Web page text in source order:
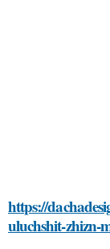
https://
uluchshit-zhizn-